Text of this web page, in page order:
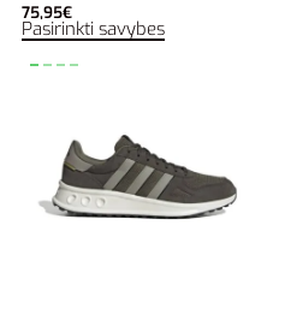
75,95€
Pasirinkti savybes